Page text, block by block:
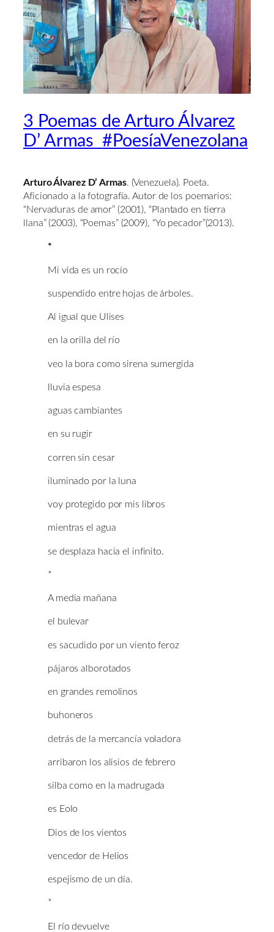
3 Poemas de Arturo Álvarez
D’ Armas #PoesíaVenezolana
Arturo Álvarez D’ Armas. (Venezuela). Poeta.
Aficionado a la fotografía. Autor de los poemarios:
“Nervaduras de amor” (2001), “Plantado en tierra
llana” (2003), “Poemas” (2009), “Yo pecador”(2013).
*
Mi vida es un rocío
suspendido entre hojas de árboles.
Al igual que Ulises
en la orilla del río
veo la bora como sirena sumergida
lluvia espesa
aguas cambiantes
en su rugir
corren sin cesar
iluminado por la luna
voy protegido por mis libros
mientras el agua
se desplaza hacia el infinito.
*
A media mañana
el bulevar
es sacudido por un viento feroz
pájaros alborotados
en grandes remolinos
buhoneros
detrás de la mercancía voladora
arribaron los alisios de febrero
silba como en la madrugada
es Eolo
Dios de los vientos
vencedor de Helios
espejismo de un día.
*
El río devuelve